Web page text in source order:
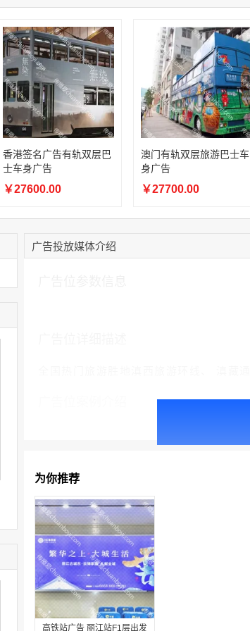
香港签名广告有轨双层巴
士车身广告
￥27600.00
澳门有轨双层旅游巴士车
身广告
￥27700.00
广告投放媒体介绍
为你推荐
高铁站广告 丽江站F1层出发